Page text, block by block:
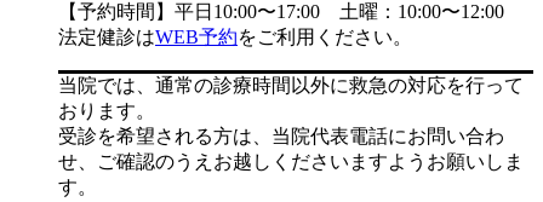
【予約時間】平日10:00〜17:00 土曜：10:00〜12:00
法定健診はWEB予約をご利用ください。
当院では、通常の診療時間以外に救急の対応を行って
おります。
受診を希望される方は、当院代表電話にお問い合わ
せ、ご確認のうえお越しくださいますようお願いしま
す。